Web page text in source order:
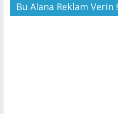
Bu Alana Reklam Verin !